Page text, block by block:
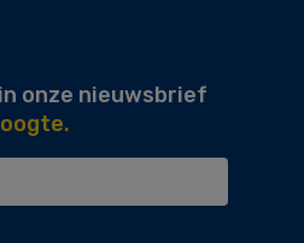
onze nieuwsbrief